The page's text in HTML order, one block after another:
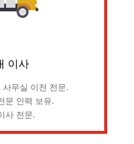
이사
사무실 이전 전문.
문 인력 보유.
사 전문.